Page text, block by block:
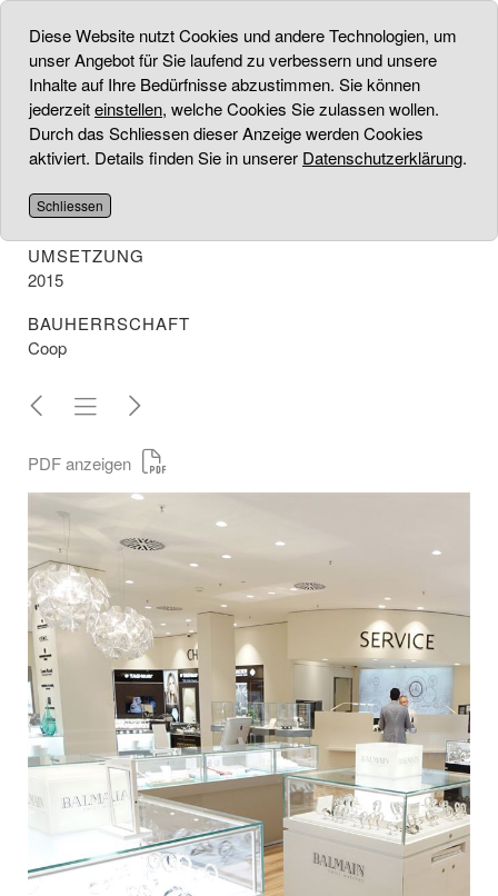
CHRIST UHREN SCHMUCK
PROJEKT
der Filiale im Jelmoli Zürich
UMSETZUNG
2015
BAUHERRSCHAFT
Coop
PDF anzeigen
Diese Website nutzt Cookies und andere Technologien, um
unser Angebot für Sie laufend zu verbessern und unsere
Inhalte auf Ihre Bedürfnisse abzustimmen. Sie können
jederzeiteinstellen, welche Cookies Sie zulassen wollen.
Durch das Schliessen dieser Anzeige werden Cookies
aktiviert. Details finden Sie in unserer Datenschutzerklärung.
Schliessen